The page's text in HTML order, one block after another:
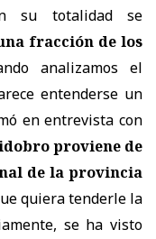
su totalidad se
fracción de los
analizamos el
entenderse un
en entrevista con
proviene de
de la provincia
quiera tenderle la
se ha visto